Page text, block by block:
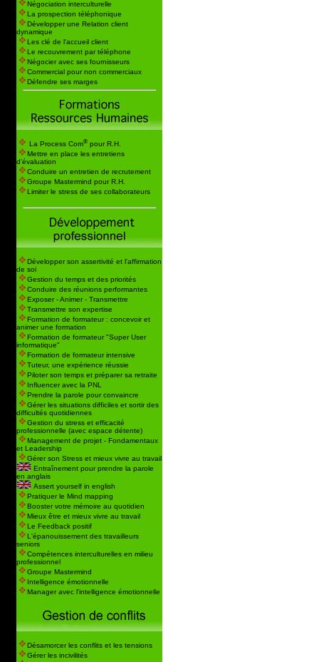
Négociation interculturelle
La prospection téléphonique
Développer une Relation client
dynamique
Les clé de l'accueil client
Le recouvrement par téléphone
Négocier avec ses fournisseurs
Commercial pour non commerciaux
Défendre ses marges
La Process Com® pour R.H.
Mettre en place les entretiens
d'évaluation
Conduire un entretien de recrutement
Groupe Mastermind pour R.H.
Limiter le stress de ses collaborateurs
Développer son assertivité et l'affirmation
de soi
Gestion du temps et des priorités
Conduire des réunions performantes
Exposer - Animer - Transmettre
Transmettre son expertise
Formation de formateur : concevoir et
animer une formation
Formation de formateur "Super User
informatique"
Formation de formateur intensive
Tuteur, une expérience réussie
Piloter son temps et préparer sa retraite
Influencer avec la PNL
Prendre la parole pour convaincre
Gérer les situations difficiles et sortir des
difficultés quotidiennes
Gestion du stress et efficacité
professionnelle (avec espace détente)
Management de projet - Fondamentaux
et Leadership
Gérer son Stress et mieux vivre au travail
Entraînement pour prendre la parole
en anglais
Assert yourself in english
Pratiquer le Mind mapping
Booster votre mémoire au quotidien
Mieux être et mieux vivre au travail
Le Feedback positif
L'épanouissement des travailleurs
seniors
Compétences interculturelles en milieu
professionnel
Groupe Mastermind
Intelligence émotionnelle
Manager avec l'intelligence émotionnelle
Désamorcer les conflits et les tensions
Gérer les incivilités